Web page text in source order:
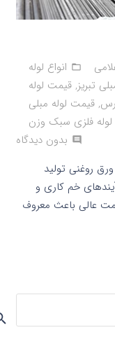
folder_open انواع لوله
تبریز,قیمت لوله
,قیمت لوله مبلی
لوله فلزی سبک وزن
comment
بدون دیدگاه
روغنی تولید
خم کاری و
عالی باعث معروف